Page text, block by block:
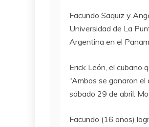
Facundo Saquiz y
Universidad de La
Argentina en el
Erick León, el cubano
“Ambos se ganaron
sábado 29 de abril.
Facundo (16 años)